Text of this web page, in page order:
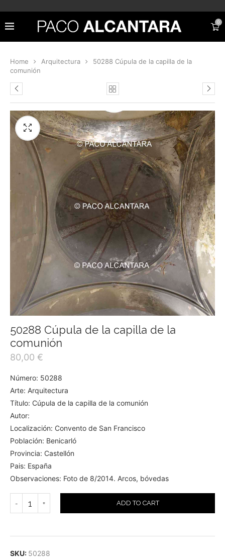
0
Home Arquitectura
50288 Cúpula de la capilla de la
comunión
50288 Cúpula de la capilla de la
comunión
80,00 €
Número: 50288
Arte: Arquitectura
Título: Cúpula de la capilla de la comunión
Autor:
Localización: Convento de San Francisco
Población: Benicarló
Provincia: Castellón
Pais: España
Observaciones: Foto de 8/2014. Arcos, bóvedas
ADD TO CART
SKU: 50288